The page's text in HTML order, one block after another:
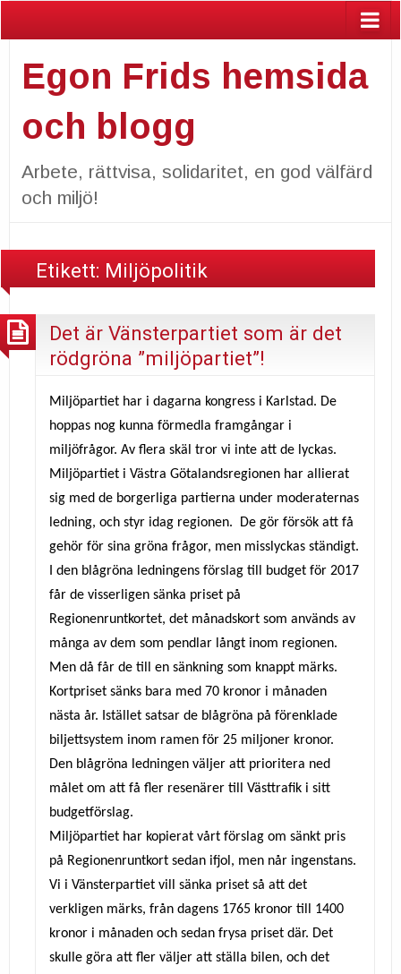
Egon Frids hemsida
och blogg
Arbete, rättvisa, solidaritet, en god välfärd
och miljö!
Etikett: Miljöpolitik
Det är Vänsterpartiet som är det
rödgröna ”miljöpartiet”!
Miljöpartiet har i dagarna kongress i Karlstad. De
hoppas nog kunna förmedla framgångar i
miljöfrågor. Av flera skäl tror vi inte att de lyckas.
Miljöpartiet i Västra Götalandsregionen har allierat
sig med de borgerliga partierna under moderaternas
ledning, och styr idag regionen. De gör försök att få
gehör för sina gröna frågor, men misslyckas ständigt.
I den blågröna ledningens förslag till budget för 2017
får de visserligen sänka priset på
Regionenruntkortet, det månadskort som används av
många av dem som pendlar långt inom regionen.
Men då får de till en sänkning som knappt märks.
Kortpriset sänks bara med 70 kronor i månaden
nästa år. Istället satsar de blågröna på förenklade
biljettsystem inom ramen för 25 miljoner kronor.
Den blågröna ledningen väljer att prioritera ned
målet om att få fler resenärer till Västtrafik i sitt
budgetförslag.
Miljöpartiet har kopierat vårt förslag om sänkt pris
på Regionenruntkort sedan ifjol, men når ingenstans.
Vi i Vänsterpartiet vill sänka priset så att det
verkligen märks, från dagens 1765 kronor till 1400
kronor i månaden och sedan frysa priset där. Det
skulle göra att fler väljer att ställa bilen, och det